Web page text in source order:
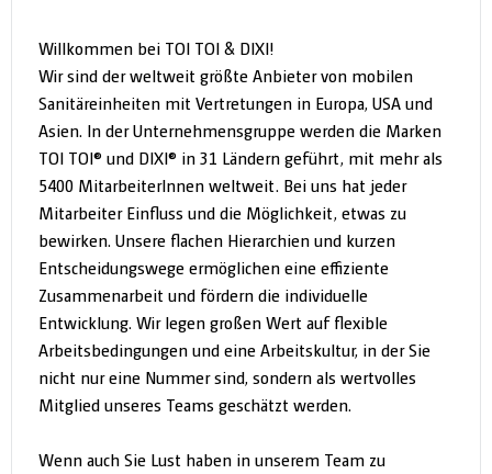
Willkommen bei TOI TOI & DIXI!
Wir sind der weltweit größte Anbieter von mobilen
Sanitäreinheiten mit Vertretungen in Europa, USA und
Asien. In der Unternehmensgruppe werden die Marken
TOI TOI® und DIXI® in 31 Ländern geführt, mit mehr als
5400 MitarbeiterInnen weltweit. Bei uns hat jeder
Mitarbeiter Einfluss und die Möglichkeit, etwas zu
bewirken. Unsere flachen Hierarchien und kurzen
Entscheidungswege ermöglichen eine effiziente
Zusammenarbeit und fördern die individuelle
Entwicklung. Wir legen großen Wert auf flexible
Arbeitsbedingungen und eine Arbeitskultur, in der Sie
nicht nur eine Nummer sind, sondern als wertvolles
Mitglied unseres Teams geschätzt werden.
Wenn auch Sie Lust haben in unserem Team zu